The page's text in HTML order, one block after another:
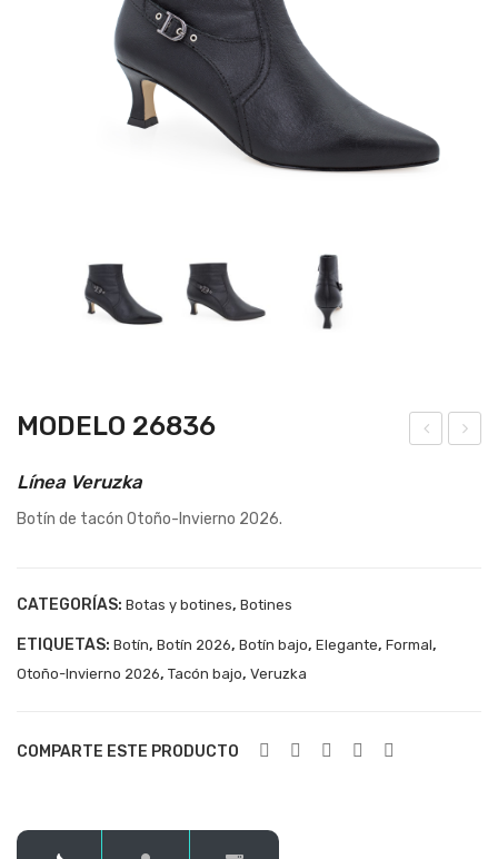
MODELO 26836
Línea Veruzka
Botín de tacón Otoño-Invierno 2026.
CATEGORÍAS: Botas y botines, Botines
ETIQUETAS: Botín, Botín 2026, Botín bajo, Elegante, Formal,
Otoño-Invierno 2026, Tacón bajo, Veruzka
COMPARTE ESTE PRODUCTO